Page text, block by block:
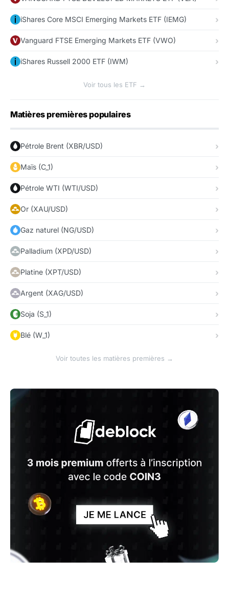
iShares Core MSCI Emerging Markets ETF (IEMG)
Vanguard FTSE Emerging Markets ETF (VWO)
iShares Russell 2000 ETF (IWM)
Voir tous les ETF →
Matières premières populaires
Pétrole Brent (XBR/USD)
Maïs (C_1)
Pétrole WTI (WTI/USD)
Or (XAU/USD)
Gaz naturel (NG/USD)
Palladium (XPD/USD)
Platine (XPT/USD)
Argent (XAG/USD)
Soja (S_1)
Blé (W_1)
Voir toutes les matières premières →